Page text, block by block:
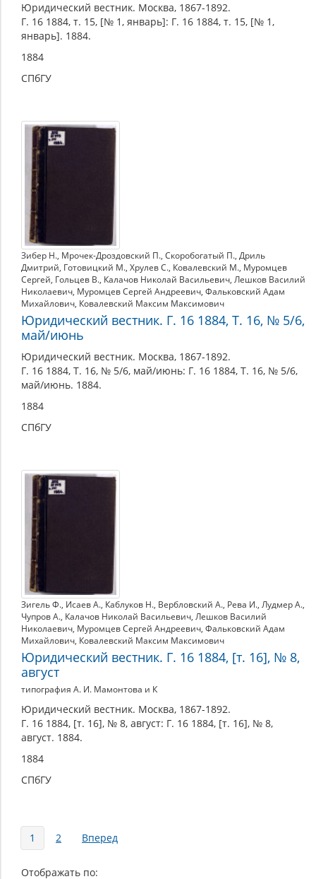
Юридический вестник. Москва, 1867-1892.
Г. 16 1884, т. 15, [№ 1, январь]: Г. 16 1884, т. 15, [№ 1,
январь]. 1884.
1884
СПбГУ
Зибер Н., Мрочек-Дроздовский П., Скоробогатый П., Дриль
Дмитрий, Готовицкий М., Хрулев С., Ковалевский М., Муромцев
Сергей, Гольцев В., Калачов Николай Васильевич, Лешков Василий
Николаевич, Муромцев Сергей Андреевич, Фальковский Адам
Михайлович, Ковалевский Максим Максимович
Юридический вестник. Г. 16 1884, Т. 16, № 5/6,
май/июнь
Юридический вестник. Москва, 1867-1892.
Г. 16 1884, Т. 16, № 5/6, май/июнь: Г. 16 1884, Т. 16, № 5/6,
май/июнь. 1884.
1884
СПбГУ
Зигель Ф., Исаев А., Каблуков Н., Вербловский А., Рева И., Лудмер А.,
Чупров А., Калачов Николай Васильевич, Лешков Василий
Николаевич, Муромцев Сергей Андреевич, Фальковский Адам
Михайлович, Ковалевский Максим Максимович
Юридический вестник. Г. 16 1884, [т. 16], № 8,
август
типография А. И. Мамонтова и К
Юридический вестник. Москва, 1867-1892.
Г. 16 1884, [т. 16], № 8, август: Г. 16 1884, [т. 16], № 8,
август. 1884.
1884
СПбГУ
Страницы
1 2 Вперед
Отображать по